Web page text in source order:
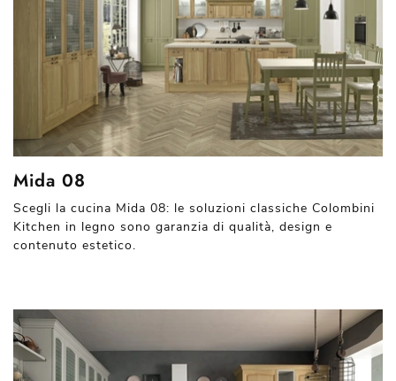
Mida 08
Scegli la cucina Mida 08: le soluzioni classiche Colombini
Kitchen in legno sono garanzia di qualità, design e
contenuto estetico.